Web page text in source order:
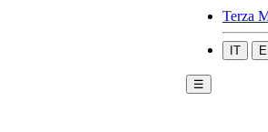
Terza
IT
☰